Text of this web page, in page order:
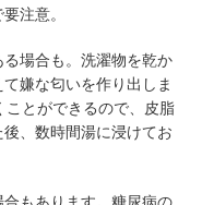
注意。
場合も。洗濯物を乾か
嫌な匂いを作り出しま
とができるので、皮脂
、数時間湯に浸けてお
もあります。糖尿病の